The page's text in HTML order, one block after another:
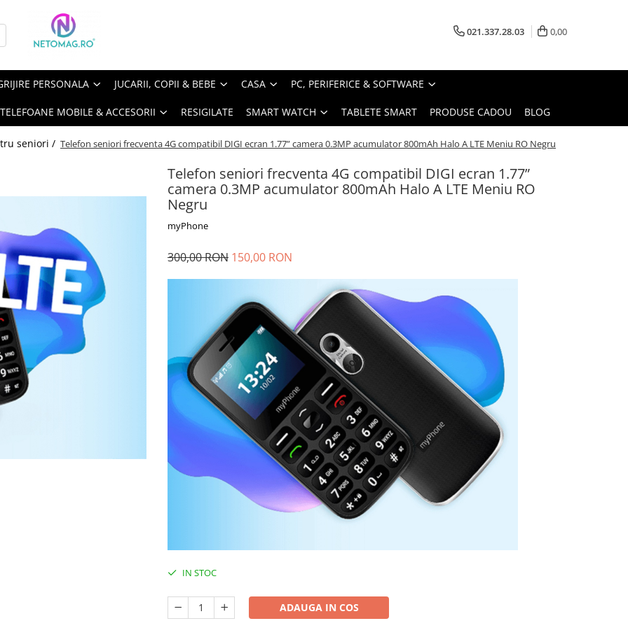
021.337.28.03 0,00
PERSONALA JUCARII, COPII & BEBE CASA PC, PERIFERICE & SOFTWARE
TELEFOANE MOBILE & ACCESORII RESIGILATE SMART WATCH TABLETE SMART PRODUSE CADOU BLOG
seniori / Telefon seniori frecventa 4G compatibil DIGI ecran 1.77” camera 0.3MP acumulator 800mAh Halo A LTE Meniu RO Negru
Telefon seniori frecventa 4G compatibil DIGI ecran 1.77”
camera 0.3MP acumulator 800mAh Halo A LTE Meniu RO
Negru
myPhone
300,00 RON 150,00 RON
IN STOC
ADAUGA IN COS